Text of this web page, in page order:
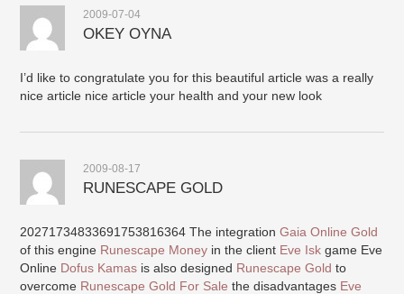
2009-07-04
OKEY OYNA
I’d like to congratulate you for this beautiful article was a really
nice article nice article your health and your new look
2009-08-17
RUNESCAPE GOLD
20271734833691753816364 The integrationGaia Online Gold
of this engine Runescape Money in the client Eve Isk game Eve
Online Dofus Kamas is also designed Runescape Gold to
overcome Runescape Gold For Sale the disadvantages Eve